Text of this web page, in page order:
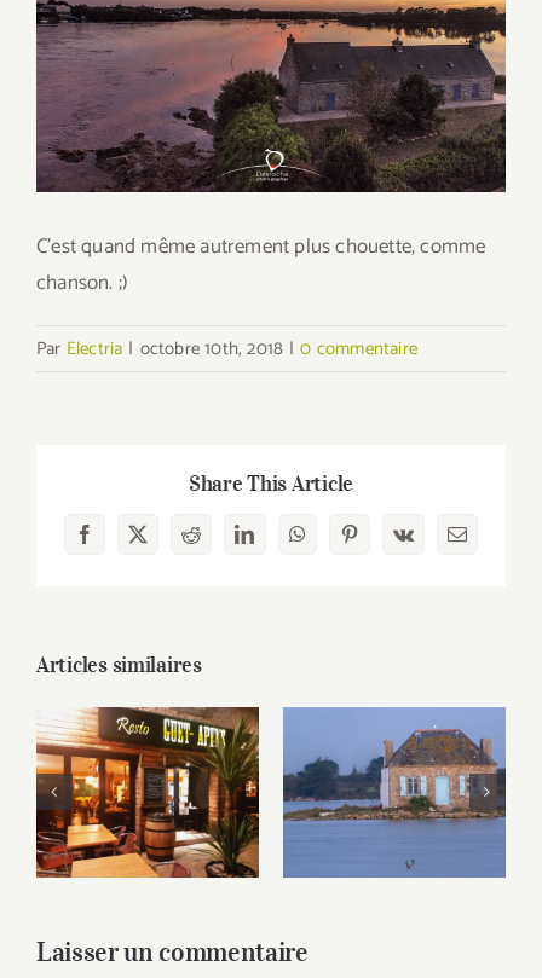
agrandie
C’est quand même autrement plus chouette, comme
chanson. ;)
Par Electria | octobre 10th, 2018 | 0 commentaire
Share This Article
Facebook
X RedditLinkedInWhatsAppPinterest
Vk Email
Articles similaires
Le Guet-Apens
Saint-Cado, marée
haute coeff 115
Laisser un commentaire